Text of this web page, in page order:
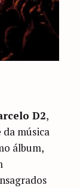
D2,
música
álbum,